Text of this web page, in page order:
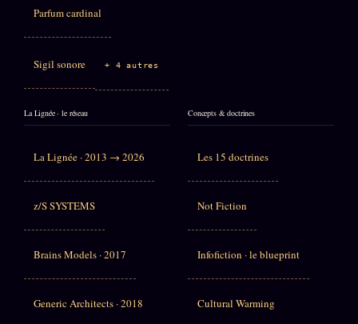
Parfum cardinal
Sigil sonore + 4 autres
La Lignée · le réseau
La Lignée · 2013 → 2026
z/S SYSTEMS
Brains Models · 2017
Generic Architects · 2018
Concepts & doctrines
Les 15 doctrines
Not Fiction
Infofiction · le blueprint
Cultural Warming